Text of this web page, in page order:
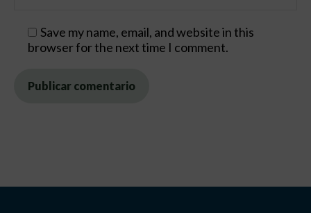
Save my name, email, and website in this
browser for the next time I comment.
Publicar comentario